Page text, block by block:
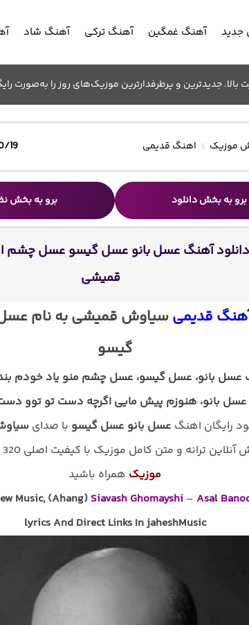
جدید آهنگ غمگین آهنگ ترکی آهنگ شاد
جدیدترین و پرطرفدارترین موزیک‌های روز را به‌صورت
موزیک اهنگ قدیمی 1403/
برو به بخش دانلود برو به بخش
دانلود آهنگ عسل بانو عسل گیسو عسل چشم
قمیشی
قدیمیسیاوش قمیشی به نام
گیسو
عسل بانو، عسل گیسو، عسل چشم منو یاد خودم
بانو، هنوزم پیش مایی اگرچه دست تو توو
رایگان اهنگ عسل بانو عسل گیسو با صدای
ترانه و متن کامل موزیک با کیفیت اصلی 320 و 128 با
موزیک همراه باشید
Music, (Ahang) Siavash Ghomayshi – Asal
lyrics And Direct Links In jaheshMusic